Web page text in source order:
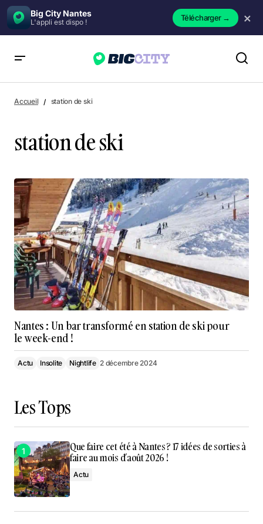
Big City Nantes
L'appli est dispo ! Télécharger→ ×
Accueil station de ski
station de ski
Nantes : Un bar transformé en station de ski pour
le week-end !
Actu Insolite Nightlife 2 décembre 2024
Les Tops
Que faire cet été à Nantes ? 17 idées de sorties à
faire au mois d’août 2026 !
Actu